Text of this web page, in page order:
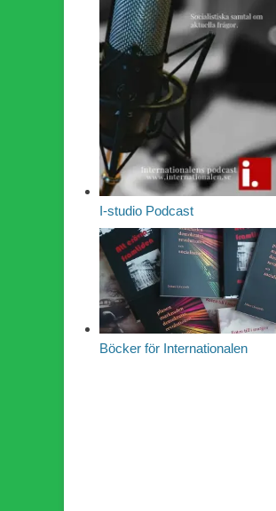
I-studio Podcast
Böcker för Internationalen